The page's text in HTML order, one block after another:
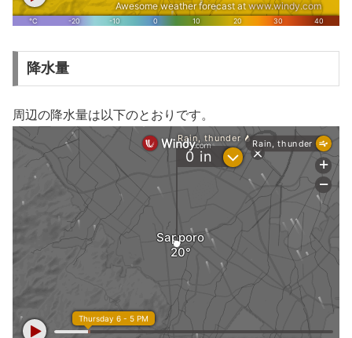
降水量
周辺の降水量は以下のとおりです。